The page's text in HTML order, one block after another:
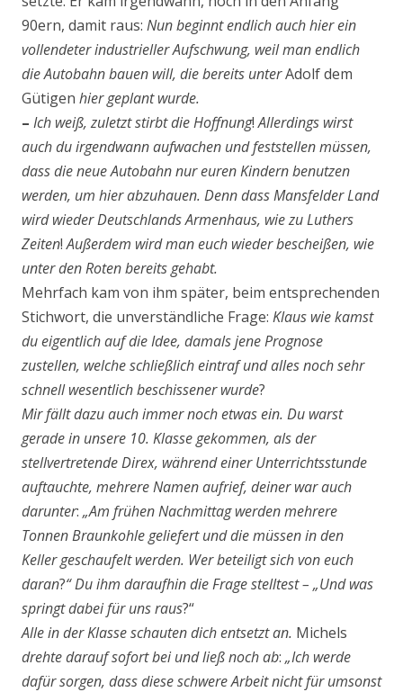
90ern, damit raus: Nun beginnt endlich auch hier ein
vollendeter industrieller Aufschwung, weil man endlich
die Autobahn bauen will, die bereits unterAdolf dem
Gütigen hier geplant wurde.
– Ich weiß, zuletzt stirbt die Hoffnung!Allerdings wirst
auch du irgendwann aufwachen und fest­stellen müssen,
dass die neue Autobahn nur euren Kindern benutzen
werden, um hier abzuhauen. Denn dass Mansfelder Land
wird wieder Deutschlands Armenhaus, wie zu Luthers
Zeiten!Außerdem wird man euch wieder bescheißen, wie
unter den Roten bereits gehabt.
Mehrfach kam von ihm später, beim entsprechenden
Stichwort, die unverständliche Frage: Klaus wie kamst
du eigentlich auf die Idee, damals jene Prognose
zustellen, welche schließlich eintraf und alles noch sehr
schnell wesentlich beschissener wurde?
Mir fällt dazu auch immer noch etwas ein. Du warst
gerade in unsere 10. Klasse gekommen, als der
stellvertretende Direx, während einer Unterrichtsstunde
auftauchte, mehrere Namen aufrief, deiner war auch
darunter: „Am frühen Nachmittag werden mehrere
Tonnen Braunkohle geliefert und die müssen in den
Keller geschaufelt werden. Wer beteiligt sich von euch
daran?“ Du ihm daraufhin die Frage stelltest – „Und was
springt dabei für uns raus?“
Alle in der Klasse schauten dich entsetzt an. Michels
drehte darauf sofort bei und ließ noch ab: „Ich werde
dafür sorgen, dass diese schwere Arbeit nicht für umsonst